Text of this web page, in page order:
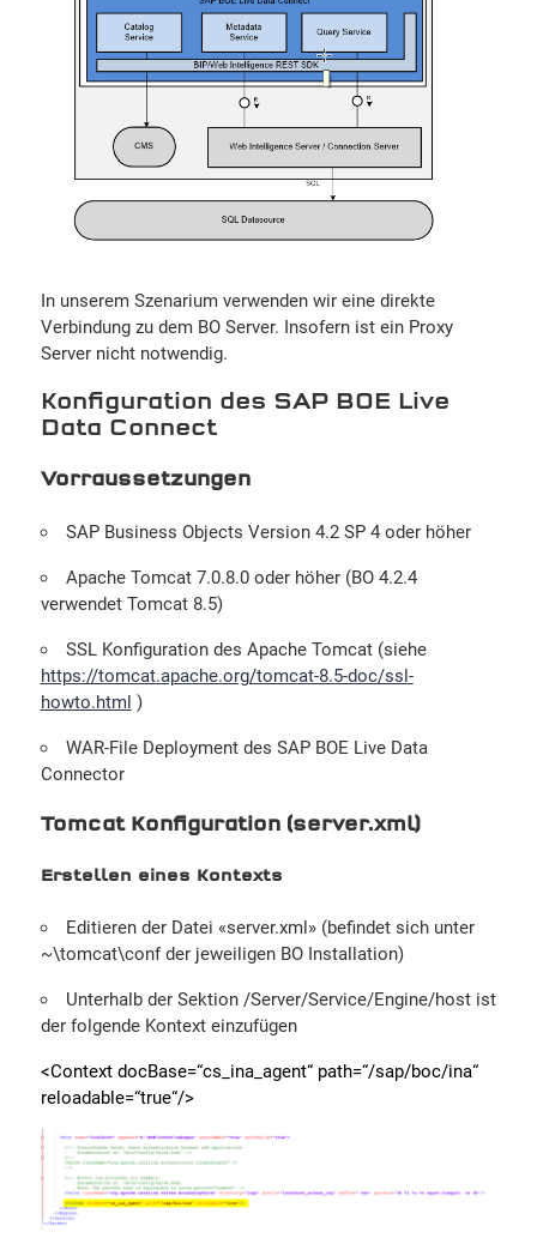
In unserem Szenarium verwenden wir eine direkte
Verbindung zu dem BO Server. Insofern ist ein Proxy
Server nicht notwendig.
Konfiguration des SAP BOE Live
Data Connect
Vorraussetzungen
SAP Business Objects Version 4.2 SP 4 oder höher
Apache Tomcat 7.0.8.0 oder höher (BO 4.2.4
verwendet Tomcat 8.5)
SSL Konfiguration des Apache Tomcat (siehe
https://tomcat.apache.org/tomcat-8.5-doc/ssl-
howto.html )
WAR-File Deployment des SAP BOE Live Data
Connector
Tomcat Konfiguration (server.xml)
Erstellen eines Kontexts
Editieren der Datei «server.xml» (befindet sich unter
~\tomcat\conf der jeweiligen BO Installation)
Unterhalb der Sektion /Server/Service/Engine/host ist
der folgende Kontext einzufügen
<Context docBase=“cs_ina_agent“ path=“/sap/boc/ina“
reloadable=“true“/>